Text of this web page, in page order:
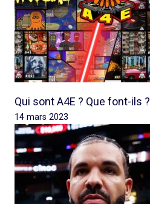
Qui sont A4E ? Que font-ils ?
14 mars 2023